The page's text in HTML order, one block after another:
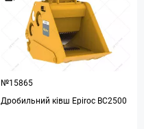
№15865
Дробильний ківш Epiroc BC2500